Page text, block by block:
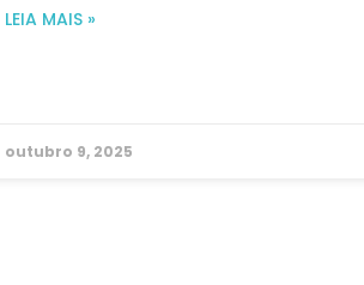
LEIA MAIS »
outubro 9, 2025